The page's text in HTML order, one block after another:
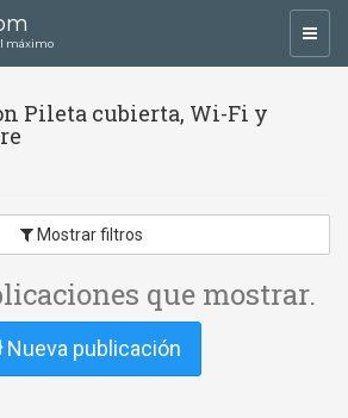
máximo
Pileta cubierta, Wi-Fi y
Mostrar filtros
que mostrar.
Nueva publicación